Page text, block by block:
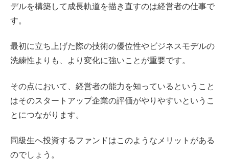
デルを構築して成長軌道を描き直すのは経営者の仕事で
す。
最初に立ち上げた際の技術の優位性やビジネスモデルの
洗練性よりも、より変化に強いことが重要です。
その点において、経営者の能力を知っているということ
はそのスタートアップ企業の評価がやりやすいというこ
とにつながります。
同級生へ投資するファンドはこのようなメリットがある
のでしょう。